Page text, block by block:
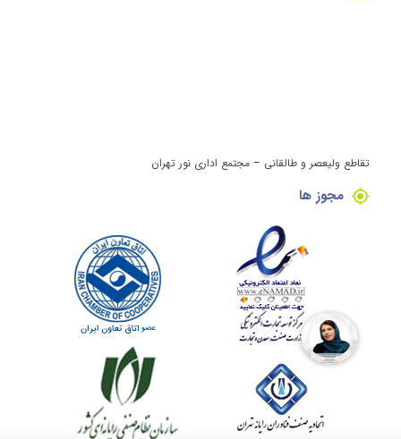
تقاطع ولیعصر و طالقانی – مجتمع اداری نور تهران
مجوز ها